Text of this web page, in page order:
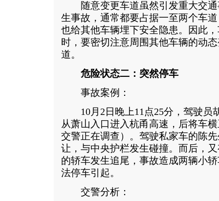
随意变更车道虽然引发重大交通
生事故，通常都要占据一至两个车
也给其他车辆埋下安全隐患。因此
时，要密切注意周围其他车辆的动
道。
危险状态二：突然停车
事故案例：
10月2日晚上11点25分，驾驶员
从萧山入口进入杭甬高速，后将车
交警正在调查）。驾驶私家车的陈
让，与中央护栏发生碰撞。而后，
的轿车发生追尾，事故造成两辆小
法停车引起。
交警分析：